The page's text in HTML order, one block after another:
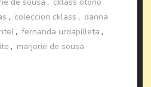
, coleccion cklass , danna
, fernanda urdapilleta ,
, marjorie de sousa